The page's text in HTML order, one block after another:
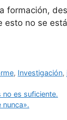
formación,
esto no se
, Investigación,
no es suficiente.
nunca».